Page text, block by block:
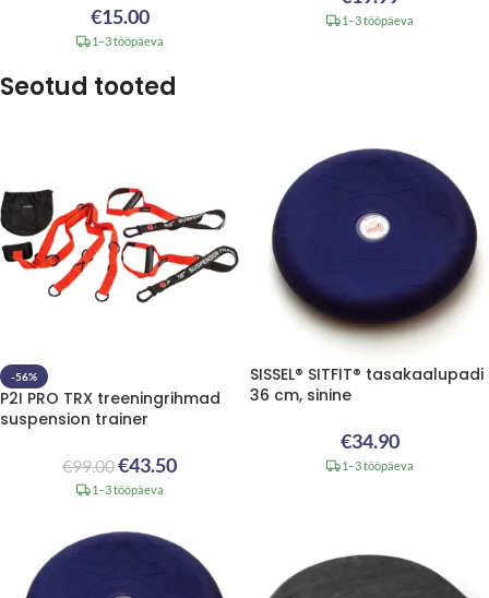
€15.00
1–3 tööpäeva
1–3 tööpäeva
Seotud tooted
-56%
P2I PRO TRX treeningrihmad
suspension trainer
€99.00€43.50
1–3 tööpäeva
SISSEL® SITFIT® tasakaalupadi
36 cm, sinine
€34.90
1–3 tööpäeva